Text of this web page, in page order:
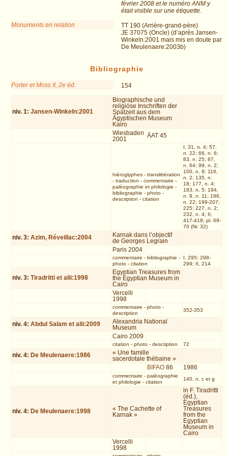
février 2008 et le numéro ANM y
était visible sur une étiquette.
Monuments en relation
TT 190 (Arrière-grand-père)
JE 37075 (Oncle) (d’après Jansen-
Winkeln:2001 mais mis en doute par
De Meulenaere:2003b)
Bibliographie
Porter et Moss II, 2e éd. 154
niv. 1:Jansen-Winkeln:2001
Biographische und
religiöse Inschriften der
Spätzeit aus dem
Ägyptischen Museum
Kairo
Wiesbaden
2001
ÄAT 45
hiéroglyphes- translittération
- traduction - commentaire -
paléographie et philologie -
bibliographie - photo-
description - citation
I, 31, n. 4; 57,
n. 22; 66, n. 6;
83, n. 25; 87,
n. 64; 99, n. 2;
100, n. 9; 116,
n. 2; 135, n.
18; 177, n. 4;
183, n. 5; 194,
n. 9, n. 11; 196,
n. 22; 199-207;
225; 227, n. 2;
232, n. 4; II,
417-418; pl. 69-
70 (Nr. 32)
niv. 3:Azim, Réveillac:2004
Karnak dans l’objectif
de Georges Legrain
Paris 2004
commentaire - bibliographie -
photo- citation
I, 295; 298-
299; II, 214
niv. 3:Tiradritti et alii:1998
Egyptian Treasures from
the Egyptian Museum in
Cairo
Vercelli
1998
commentaire - photo-
description
352-353
niv. 4:Abdul Salam et alii:2009
Alexandria National
Museum
Cairo 2009
citation - photo- description 72
niv. 4: De Meulenaere:1986
« Une famille
sacerdotale thébaine »
BIFAO 86 1986
commentaire - paléographie
et philologie - citation
140, n. c et g
niv. 4: De Meulenaere:1998
« The Cachette of
Karnak »
in F. Tiradritti
(éd.),
Egyptian
Treasures
from the
Egyptian
Museum in
Cairo
Vercelli
1998